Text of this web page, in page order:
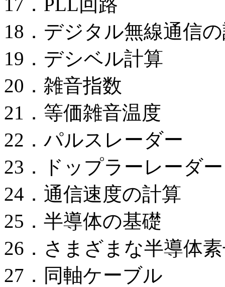
18．デジタル無線通信
19．デシベル計算
20．雑音指数
21．等価雑音温度
22．パルスレーダー
23．ドップラーレーダー
24．通信速度の計算
25．半導体の基礎
26．さまざまな半導体
27．同軸ケーブル